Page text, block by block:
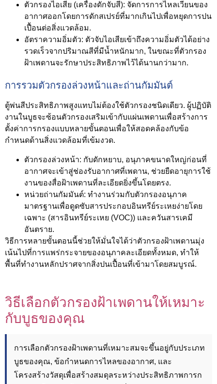
ตัวกรองไอเสีย (เครื่องดักจับสี): จัดการการไหลเวียนของ
อากาศออกโดยการดักสเปรย์ที่มากเกินไปเพื่อหยุดการปน
เปื้อนต่อสิ่งแวดล้อม.
อัตราความอิ่มตัว: ตัวจับไอเสียเข้าถึงความอิ่มตัวได้อย่าง
รวดเร็วจากปริมาณสีที่มีน้ำหนักมาก, ในขณะที่ตัวกรอง
ฝ้าเพดานจะรักษาประสิทธิภาพไว้ได้นานกว่ามาก.
การรวมตัวกรองล่วงหน้าและถ่านกัมมันต์
ตู้พ่นสีประสิทธิภาพสูงแทบไม่ต้องใช้ตัวกรองชนิดเดียว. ผู้ปฏิบัติ
งานในบูธจะซ้อนตัวกรองเสริมเข้ากับแผ่นเพดานเพื่อสร้างการ
ตั้งค่าการกรองแบบหลายขั้นตอนเพื่อให้สอดคล้องกับข้อ
กำหนดด้านสิ่งแวดล้อมที่เข้มงวด.
ตัวกรองล่วงหน้า: กับดักหยาบ, อนุภาคขนาดใหญ่ก่อนที่
อากาศจะเข้าสู่ช่องรับอากาศที่เพดาน, ช่วยยืดอายุการใช้
งานของสื่อฝ้าเพดานที่ละเอียดยิ่งขึ้นโดยตรง.
หน่วยถ่านกัมมันต์: ทำงานร่วมกับตัวกรองอนุภาค
มาตรฐานเพื่อดูดซับสารประกอบอินทรีย์ระเหยง่ายโดย
เฉพาะ (สารอินทรีย์ระเหย (VOC)) และควันสารเคมี
อันตราย.
วิธีการหลายขั้นตอนนี้ช่วยให้มั่นใจได้ว่าตัวกรองฝ้าเพดานมุ่ง
เน้นไปที่การแพร่กระจายของอนุภาคละเอียดทั้งหมด, ทำให้
พื้นที่ทำงานหลักปราศจากสิ่งปนเปื้อนที่เข้ามาโดยสมบูรณ์.
วิธีเลือกตัวกรองฝ้าเพดานให้เหมาะ
กับบูธของคุณ
การเลือกตัวกรองฝ้าเพดานที่เหมาะสมจะขึ้นอยู่กับประเภท
บูธของคุณ, ข้อกำหนดการไหลของอากาศ, และ
โครงสร้างวัสดุเพื่อสร้างสมดุลระหว่างประสิทธิภาพการก